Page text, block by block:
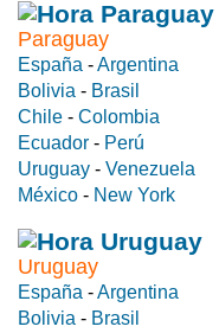
Paraguay
España -Argentina
Bolivia - Brasil
Chile - Colombia
Ecuador - Perú
Uruguay - Venezuela
México - New York
Uruguay
España -Argentina
Bolivia - Brasil